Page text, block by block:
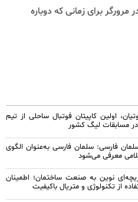
برای زمانی که دوباره
اولین کاپیتان فوتبال ساحلی از تیم
در مسابقات لیگ کشور
فارسی: سلمان فارسی به‌عنوان الگوی
معرفی می‌شود
نوین به صنعت ساختمان؛ اطمینان
از تکنولوژی و متریال باکیفیت